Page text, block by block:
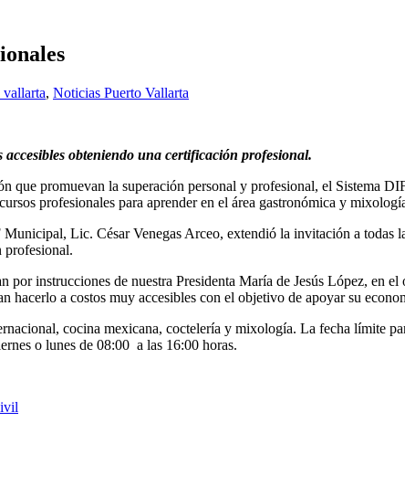
, Noticias Puerto Vallarta
obteniendo una certificación profesional.
que promuevan la superación personal y profesional, el Sistema
profesionales para aprender en el área gastronómica y
Lic. César Venegas Arceo, extendió la invitación a todas
profesional.
por instrucciones de nuestra Presidenta María de Jesús López, en
hacerlo a costos muy accesibles con el objetivo de apoyar su
cocina mexicana, coctelería y mixología. La fecha límite
o lunes de 08:00 a las 16:00 horas.